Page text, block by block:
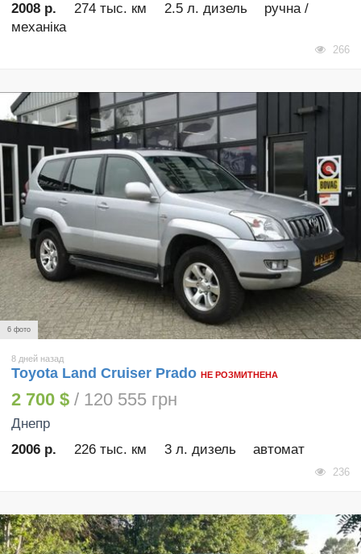
2008 р.
274 тыс. км 2.5 л. дизель
ручна /
механіка
266
6 фото
8 дней назад
Toyota Land Cruiser Prado НЕ РОЗМИТНЕНА
2 700 $ / 120 555 грн
Днепр
2006 р.
226 тыс. км 3 л. дизель автомат
236